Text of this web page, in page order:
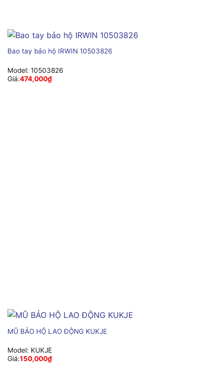
Bao tay bảo hộ IRWIN 10503826
Model: 10503826
Giá:474,000₫
MŨ BẢO HỘ LAO ĐỘNG KUKJE
Model: KUKJE
Giá:150,000₫